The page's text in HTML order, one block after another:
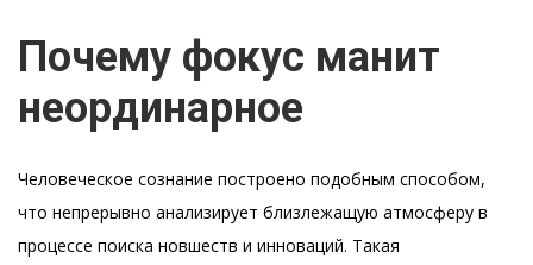
Почему фокус манит
неординарное
Человеческое сознание построено подобным способом,
что непрерывно анализирует близлежащую атмосферу в
процессе поиска новшеств и инноваций. Такая